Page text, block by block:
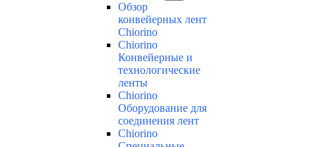
Обзор
конвейерных лент
Chiorino
Chiorino
Конвейерные и
технологические
ленты
Chiorino
Оборудование для
соединения лент
Chiorino